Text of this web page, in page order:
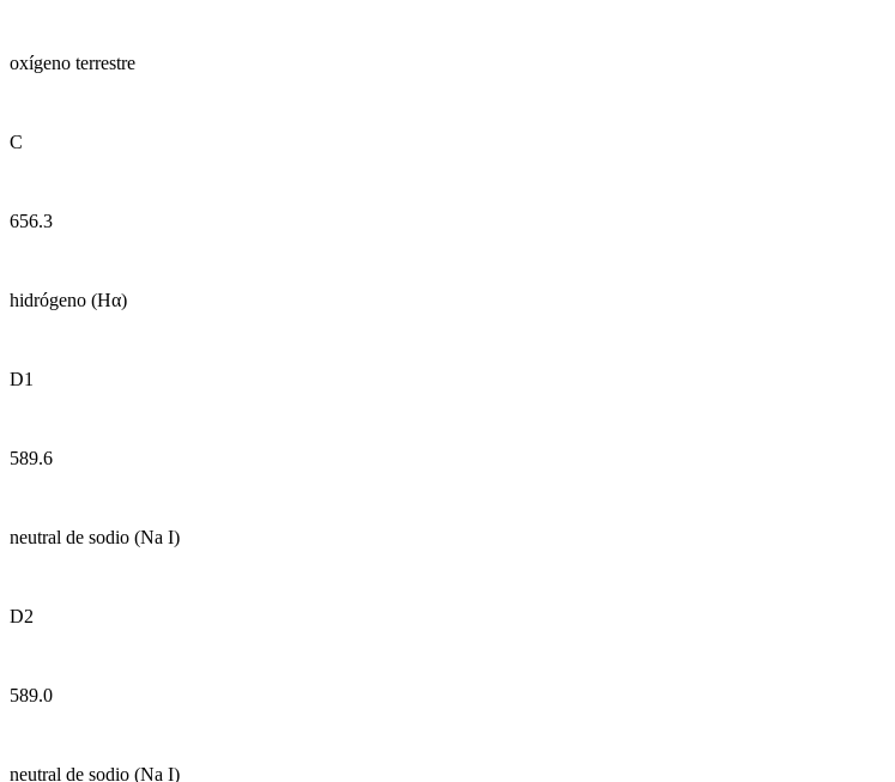
oxígeno terrestre
C
656.3
hidrógeno (Hα)
D1
589.6
neutral de sodio (Na I)
D2
589.0
neutral de sodio (Na I)